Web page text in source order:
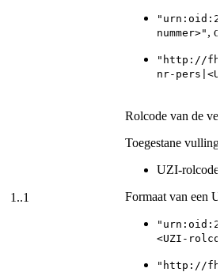
nummer>" , of
"http://
nr-
1..1
Rolcode van de
Toegestane
UZI-rolcode
Formaat van een
<UZI-
"http://